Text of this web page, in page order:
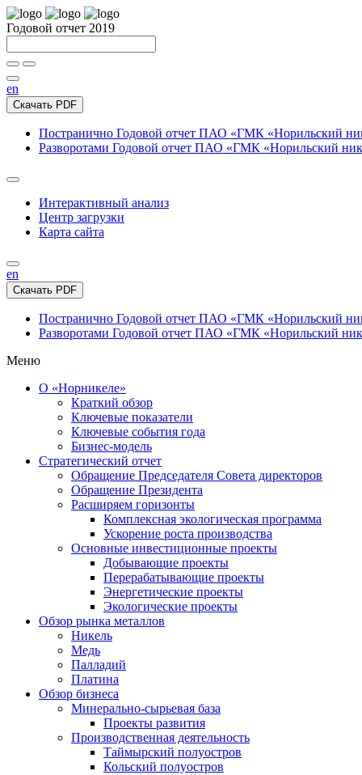
Годовой отчет 2019
en
Скачать PDF
Постранично Годовой отчет ПАО «ГМК «Норильский
Разворотами Годовой отчет ПАО «ГМК «Норильский
Интерактивный анализ
Центр загрузки
Карта сайта
en
Скачать PDF
Постранично Годовой отчет ПАО «ГМК «Норильский
Разворотами Годовой отчет ПАО «ГМК «Норильский
Меню
О «Норникеле»
Краткий обзор
Ключевые показатели
Ключевые события года
Бизнес-модель
Стратегический отчет
Обращение Председателя Совета директоров
Обращение Президента
Расширяем горизонты
Комплексная экологическая программа
Ускорение роста производства
Основные инвестиционные проекты
Добывающие проекты
Перерабатывающие проекты
Энергетические проекты
Экологические проекты
Обзор рынка металлов
Никель
Медь
Палладий
Платина
Обзор бизнеса
Минерально-сырьевая база
Проекты развития
Производственная деятельность
Таймырский полуостров
Кольский полуостров